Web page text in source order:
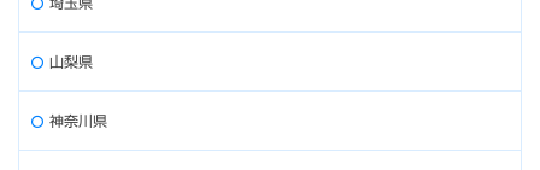
山梨県
神奈川県